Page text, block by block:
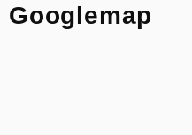
Googlemap